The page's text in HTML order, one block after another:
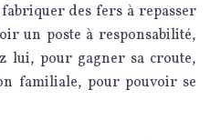
des fers à repasser
un poste à responsabilité,
lui, pour gagner sa croute,
familiale, pour pouvoir se